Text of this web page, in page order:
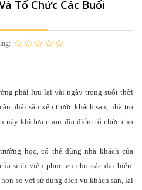
Tổ Chức Các Buổi
phải lưu lại vài ngày trong suốt thời
phải sắp xếp trước khách sạn, nhà trọ
này khi lựa chọn địa điểm tổ chức cho
học, có thể dùng nhà khách của
sinh viên phục vụ cho các đại biểu.
so với sử dụng dịch vụ khách sạn, lại